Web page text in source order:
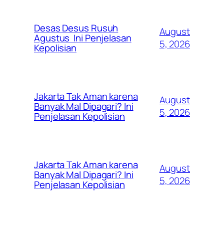
Desas Desus Rusuh
Agustus Ini Penjelasan
Kepolisian
August
5, 2026
Jakarta Tak Aman karena
Banyak Mal Dipagari? Ini
Penjelasan Kepolisian
August
5, 2026
Jakarta Tak Aman karena
Banyak Mal Dipagari? Ini
Penjelasan Kepolisian
August
5, 2026